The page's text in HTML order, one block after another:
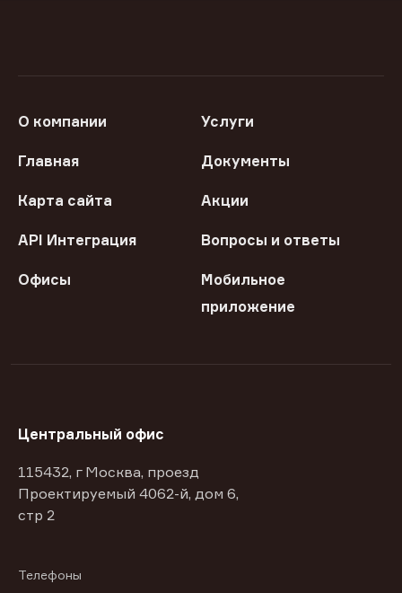
О компании Услуги
Главная Документы
Карта сайта Акции
API Интеграция Вопросы и ответы
Офисы
Мобильное
приложение
Центральный офис
115432, г Москва, проезд
Проектируемый 4062-й, дом 6,
стр 2
Телефоны